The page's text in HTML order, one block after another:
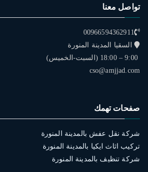
تواصل معنا
00966594362911
السقيا المدينة المنورة
9:00 – 18:00 (السبت-الخميس)
cso@amjjad.com
صفحات تهمك
شركة نقل عفش بالمدينة المنورة
تركيب اثاث ايكيا بالمدينة المنورة
شركة تنظيف بالمدينة المنورة